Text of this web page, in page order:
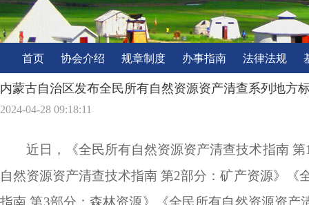
首页 协会介绍 规章制度 办事指南 法律法规
内蒙古自治区发布全民所有自然资源资产清查系列地方
2024-04-28 09:18:11
近日，《全民所有自然资源资产清查技术指南 第
自然资源资产清查技术指南 第2部分：矿产资源》《
指南 第3部分：森林资源》《全民所有自然资源资产